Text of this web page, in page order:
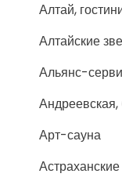
Алтай,
Алтайские
Альянс-
Андреевская,
Арт-сауна